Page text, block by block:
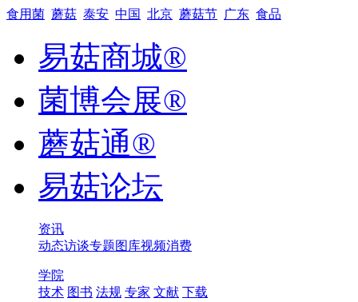
食用菌 蘑菇 泰安 中国 北京 蘑菇节 广东 食品
易菇商城®
菌博会展®
蘑菇通®
易菇论坛
资讯
动态访谈专题图库视频消费
学院
技术 图书 法规 专家 文献 下载